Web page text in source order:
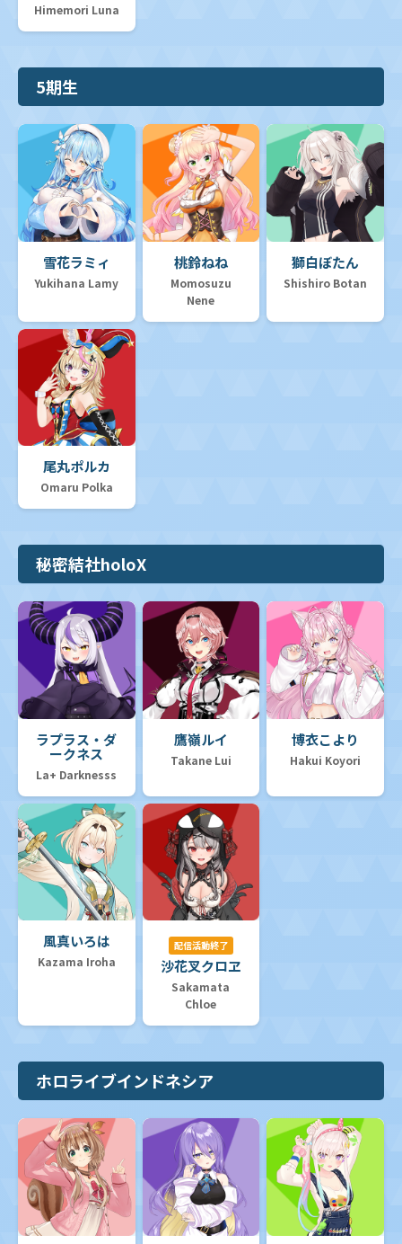
Himemori Luna
5期生
雪花ラミィ
Yukihana Lamy
桃鈴ねね
Momosuzu
Nene
獅白ぼたん
Shishiro Botan
尾丸ポルカ
Omaru Polka
秘密結社holoX
ラプラス・ダ
ークネス
La+ Darknesss
鷹嶺ルイ
Takane Lui
博衣こより
Hakui Koyori
風真いろは
Kazama Iroha
配信活動終了
沙花叉クロヱ
Sakamata
Chloe
ホロライブインドネシア